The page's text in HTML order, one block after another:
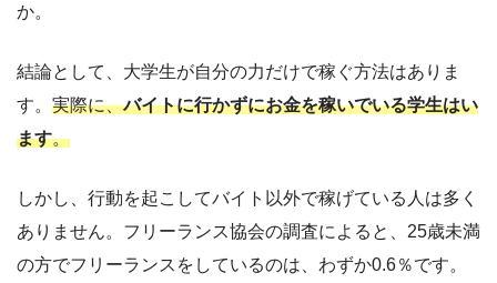
か。
結論として、大学生が自分の力だけで稼ぐ方法はありま
す。 実際に、バイトに行かずにお金を稼いでいる学生はい
ます。
しかし、行動を起こしてバイト以外で稼げている人は多く
ありません。フリーランス協会の調査によると、25歳未満
の方でフリーランスをしているのは、わずか0.6％です。